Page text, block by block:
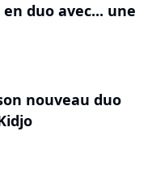
duo avec... une
nouveau duo